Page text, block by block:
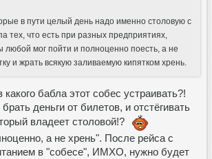
в пути целый день надо именно столовую с
тех, что есть при разных предприятиях,
любой мог пойти и полноценно поесть, а не
и жрать всякую заливаемую кипятком хрень.
бабла этот собес устраивать?!
деньги от билетов, и отстёгивать
владеет столовой!?
а не хрень". После рейса с
в "собесе", ИМХО, нужно будет